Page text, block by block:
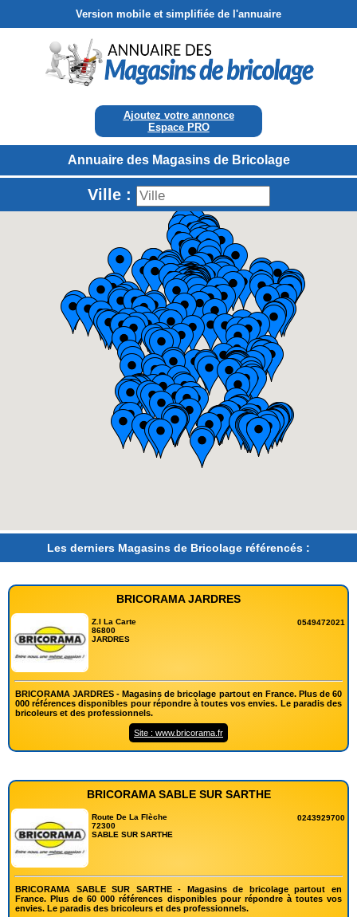
Version mobile et simplifiée de l'annuaire
Ajoutez votre annonce
Espace PRO
Annuaire des Magasins de Bricolage
Ville :
Les derniers Magasins de Bricolage référencés :
BRICORAMA JARDRES
Z.I La Carte
86800
JARDRES
0549472021
BRICORAMA JARDRES - Magasins de bricolage partout en France. Plus de 60
000 références disponibles pour répondre à toutes vos envies. Le paradis des
bricoleurs et des professionnels.
Site : www.bricorama.fr
BRICORAMA SABLE SUR SARTHE
Route De La Flèche
72300
SABLE SUR SARTHE
0243929700
BRICORAMA SABLE SUR SARTHE - Magasins de bricolage partout en
France. Plus de 60 000 références disponibles pour répondre à toutes vos
envies. Le paradis des bricoleurs et des professionnels.